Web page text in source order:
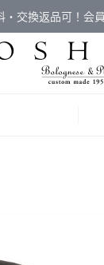
・交換返品可！会